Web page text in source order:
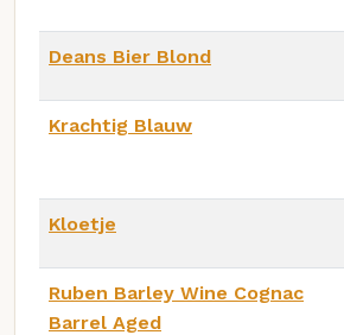
Deans Bier Blond
Krachtig Blauw
Kloetje
Ruben Barley Wine Cognac
Barrel Aged